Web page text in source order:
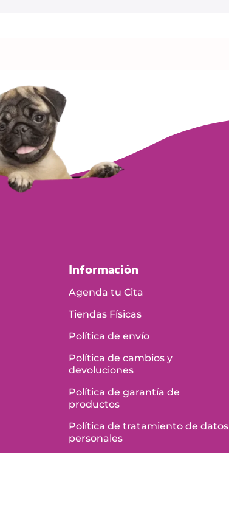
Información
Agenda tu Cita
Tiendas Físicas
Política de envío
Política de cambios y
devoluciones
Política de garantía de
productos
Política de tratamiento de datos
personales